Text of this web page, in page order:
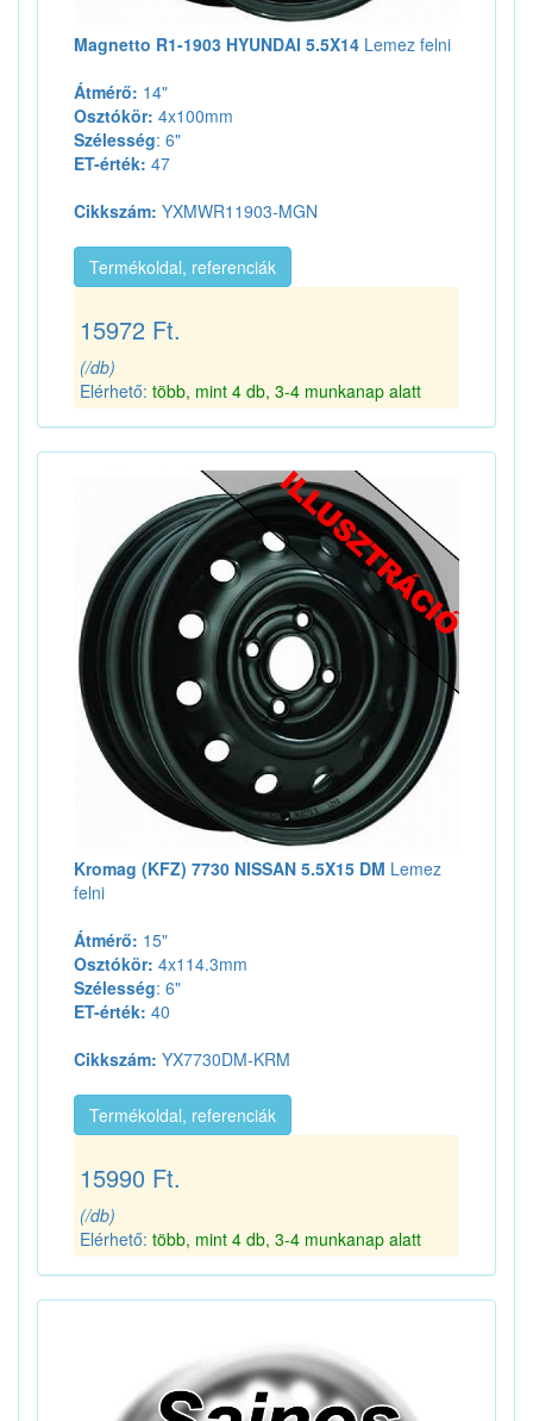
Magnetto R1-1903 HYUNDAI 5.5X14 Lemez felni
Átmérő: 14"
Osztókör: 4x100mm
Szélesség: 6"
ET-érték: 47
Cikkszám: YXMWR11903-MGN
Termékoldal, referenciák
15972 Ft.
(/db)
Elérhető: több, mint 4 db, 3-4 munkanap alatt
Kromag (KFZ) 7730 NISSAN 5.5X15 DM Lemez
felni
Átmérő: 15"
Osztókör: 4x114.3mm
Szélesség: 6"
ET-érték: 40
Cikkszám: YX7730DM-KRM
Termékoldal, referenciák
15990 Ft.
(/db)
Elérhető: több, mint 4 db, 3-4 munkanap alatt